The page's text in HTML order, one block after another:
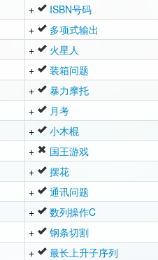
+ ISBN号码
+ 多项式输出
+ 火星人
+ 装箱问题
+ 暴力摩托
+ 月考
+ 小木棍
+ 国王游戏
+ 摆花
+ 通讯问题
+ 数列操作C
+ 钢条切割
+ 最长上升子序列